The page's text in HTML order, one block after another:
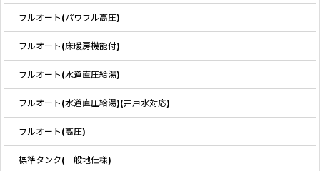
フルオート(パワフル高圧)
フルオート(床暖房機能付)
フルオート(水道直圧給湯)
フルオート(水道直圧給湯)(井戸水対応)
フルオート(高圧)
標準タンク(一般地仕様)